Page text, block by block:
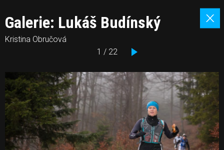
Galerie: Lukáš Budínský
Kristina Obručová
1 / 22